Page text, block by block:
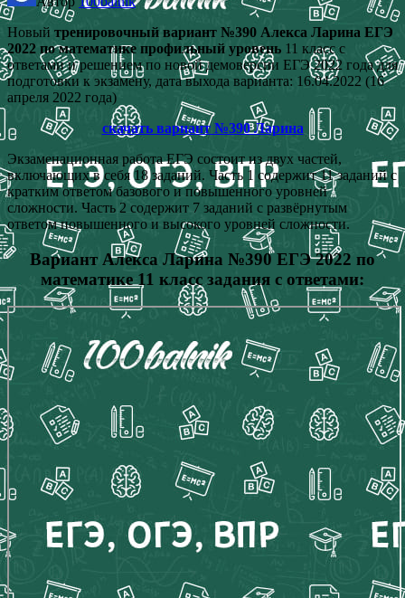
Новый тренировочный вариант №390 Алекса Ларина ЕГЭ
2022 по математике профильный уровень 11 класс с
ответами и решением по новой демоверсии ЕГЭ 2022 года для
подготовки к экзамену, дата выхода варианта: 16.04.2022 (16
апреля 2022 года)
скачать вариант №390 Ларина
Экзаменационная работа ЕГЭ состоит из двух частей,
включающих в себя 18 заданий. Часть 1 содержит 11 заданий с
кратким ответом базового и повышенного уровней
сложности. Часть 2 cодержит 7 заданий с развёрнутым
ответом повышенного и высокого уровней сложности.
Вариант Алекса Ларина №390 ЕГЭ 2022 по
математике 11 класс задания с ответами: